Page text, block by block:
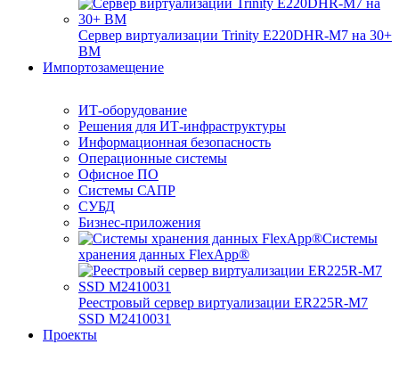
Сервер виртуализации Trinity E220DHR-M7 на 30+
ВМ
Импортозамещение
ИТ-оборудование
Решения для ИТ-инфраструктуры
Информационная безопасность
Операционные системы
Офисное ПО
Системы САПР
СУБД
Бизнес-приложения
Системы
хранения данных FlexApp®
Реестровый сервер виртуализации ER225R-M7
SSD М2410031
Проекты